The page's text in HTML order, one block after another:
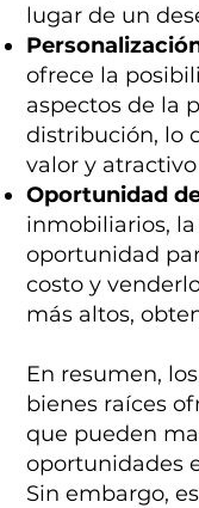
lugar de un
ofrece la
aspectos de la
distribución, lo
valor y
Oportunidad
inmobiliarios,
oportunidad
costo y
más altos,
En resumen,
bienes raíces
que pueden
oportunidades
Sin embargo,